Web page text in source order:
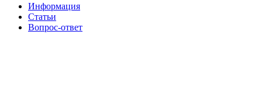
Информация
Статьи
Вопрос-ответ